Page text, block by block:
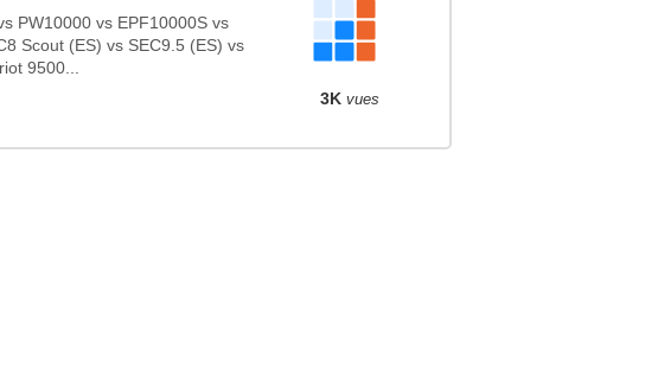
PW10000 vs EPF10000S vs
Scout (ES) vs SEC9.5 (ES) vs
9500...
3K vues